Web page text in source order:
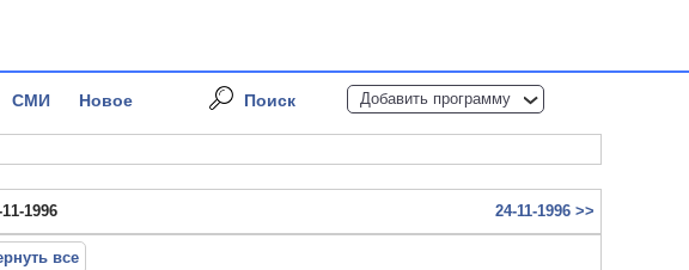
СМИ Новое Поиск Добавить программу
1996 24-11-1996 >>
все